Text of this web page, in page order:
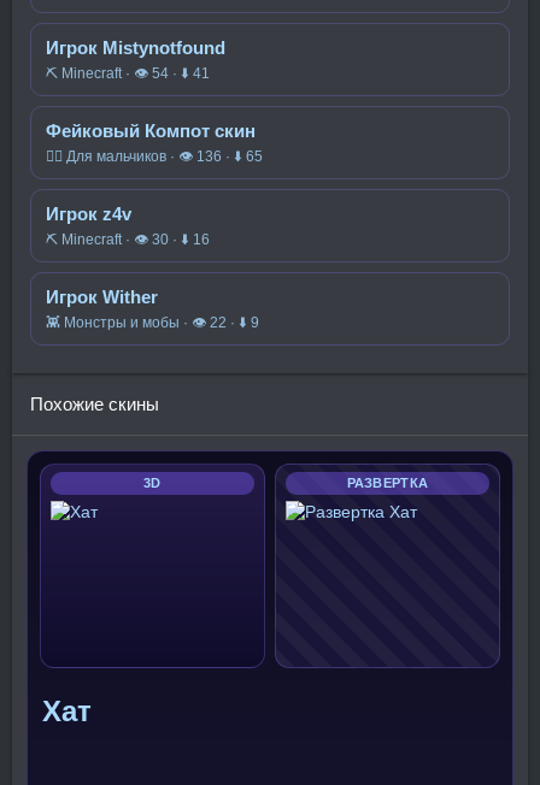
Игрок Mistynotfound
⛏️ Minecraft · 👁 54 · ⬇ 41
Фейковый Компот скин
🧍‍♂️ Для мальчиков · 👁 136 · ⬇ 65
Игрок z4v
⛏️ Minecraft · 👁 30 · ⬇ 16
Игрок Wither
👾 Монстры и мобы · 👁 22 · ⬇ 9
Похожие скины
3D РАЗВЕРТКА
Хат